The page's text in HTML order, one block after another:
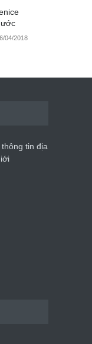
04/2020
04/2018
tin địa